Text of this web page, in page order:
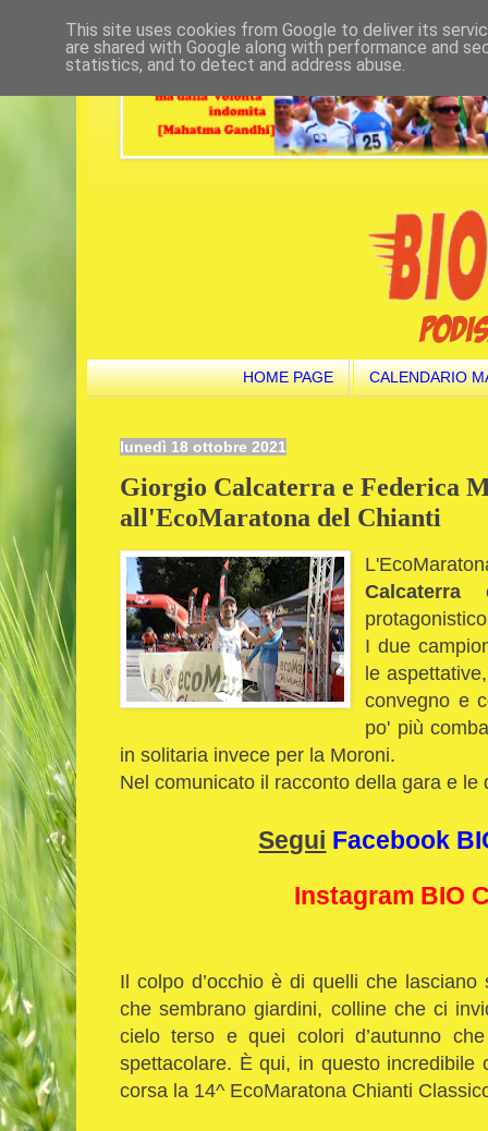
HOME PAGE CALENDARIO
lunedì 18 ottobre 2021
Giorgio Calcaterra e Federica
all'EcoMaratona del Chianti
Calcaterra
I due
le
convegno e
po' più
in solitaria invece per la Moroni.
Nel comunicato il racconto della gara e
Segui Facebook
Instagram BIO
Il colpo d’occhio è di quelli che
che sembrano giardini, colline che ci
cielo terso e quei colori d’autunno
spettacolare. È qui, in questo incredibile
corsa la 14^ EcoMaratona Chianti
This site uses cookies from Google to deliver its
are shared with Google along with performance and
statistics, and to detect and address abuse.